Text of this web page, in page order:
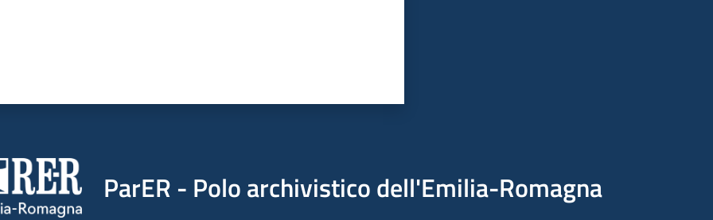
ParER - Polo archivistico dell'Emilia-Romagna